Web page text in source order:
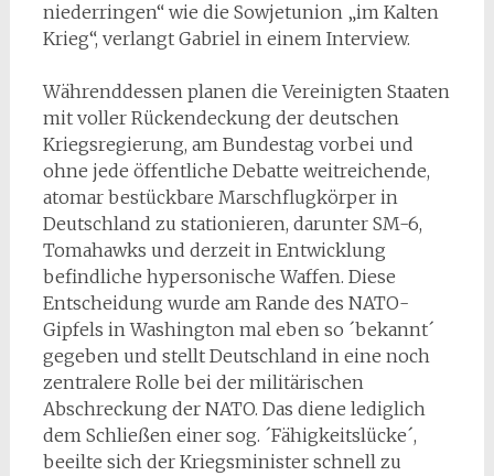
niederringen“ wie die Sowjetunion „im Kalten
Krieg“, verlangt Gabriel in einem Interview.
Währenddessen planen die Vereinigten Staaten
mit voller Rückendeckung der deutschen
Kriegsregierung, am Bundestag vorbei und
ohne jede öffentliche Debatte weitreichende,
atomar bestückbare Marschflugkörper in
Deutschland zu stationieren, darunter SM-6,
Tomahawks und derzeit in Entwicklung
befindliche hypersonische Waffen. Diese
Entscheidung wurde am Rande des NATO-
Gipfels in Washington mal eben so ´bekannt´
gegeben und stellt Deutschland in eine noch
zentralere Rolle bei der militärischen
Abschreckung der NATO. Das diene lediglich
dem Schließen einer sog. ´Fähigkeitslücke´,
beeilte sich der Kriegsminister schnell zu